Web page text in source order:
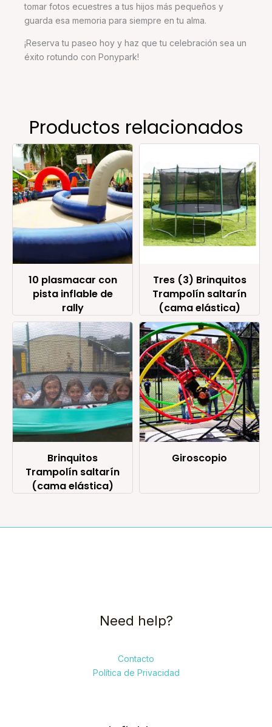
tomar fotos ecuestres a tus hijos más pequeños y
guarda esa memoria para siempre en tu alma.
¡Reserva tu paseo hoy y haz que tu celebración sea un
éxito rotundo con Ponypark!
Productos relacionados
10 plasmacar con
pista inflable de
rally
Tres (3) Brinquitos
Trampolín saltarín
(cama elástica)
Brinquitos
Trampolín saltarín
(cama elástica)
Giroscopio
Need help?
Contacto
Política de Privacidad